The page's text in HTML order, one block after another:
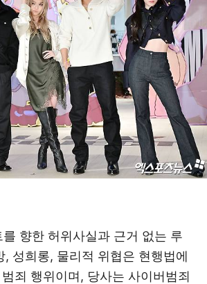
향한 허위사실과 근거 없는 루
, 성희롱, 물리적 위협은 현행법에
죄 행위이며, 당사는 사이버범죄